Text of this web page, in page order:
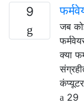
9
जब
क्या
29